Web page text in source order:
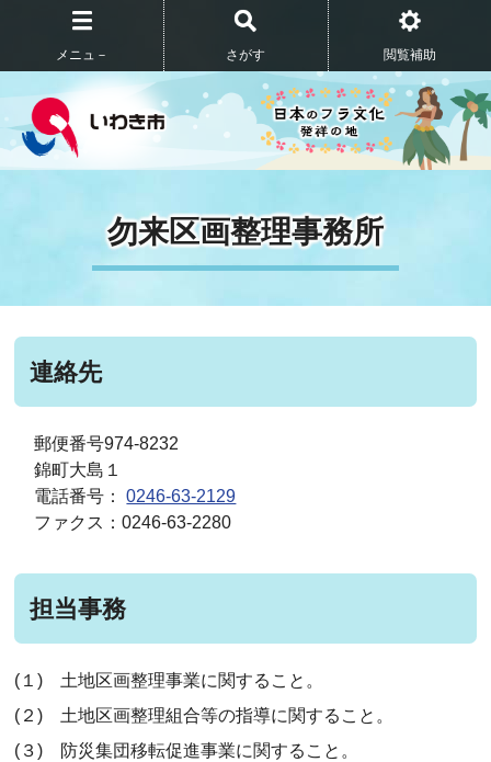
メニュ－ さがす 閲覧補助
勿来区画整理事務所
連絡先
郵便番号974-8232
錦町大島１
電話番号：0246-63-2129
ファクス：0246-63-2280
担当事務
(１) 土地区画整理事業に関すること。
(２) 土地区画整理組合等の指導に関すること。
(３) 防災集団移転促進事業に関すること。